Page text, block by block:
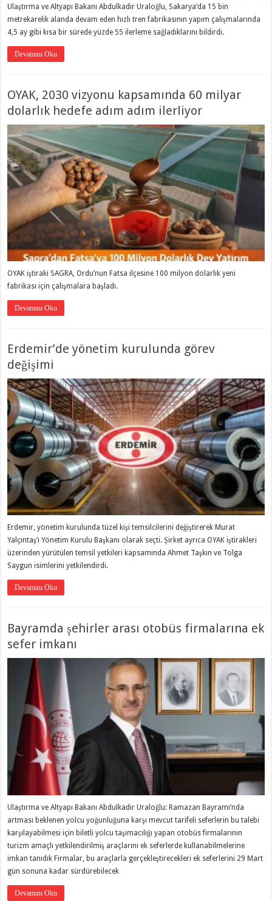
Ulaştırma ve Altyapı Bakanı Abdulkadir Uraloğlu, Sakarya’da 15 bin
metrekarelik alanda devam eden hızlı tren fabrikasının yapım çalışmalarında
4,5 ay gibi kısa bir sürede yüzde 55 ilerleme sağladıklarını bildirdi.
Devamını Oku
OYAK, 2030 vizyonu kapsamında 60 milyar
dolarlık hedefe adım adım ilerliyor
OYAK iştiraki SAGRA, Ordu’nun Fatsa ilçesine 100 milyon dolarlık yeni
fabrikası için çalışmalara başladı.
Devamını Oku
Erdemir’de yönetim kurulunda görev
değişimi
Erdemir, yönetim kurulunda tüzel kişi temsilcilerini değiştirerek Murat
Yalçıntaş’ı Yönetim Kurulu Başkanı olarak seçti. Şirket ayrıca OYAK iştirakleri
üzerinden yürütülen temsil yetkileri kapsamında Ahmet Taşkın ve Tolga
Saygun isimlerini yetkilendirdi.
Devamını Oku
Bayramda şehirler arası otobüs firmalarına ek
sefer imkanı
Ulaştırma ve Altyapı Bakanı Abdulkadir Uraloğlu: Ramazan Bayramı’nda
artması beklenen yolcu yoğunluğuna karşı mevcut tarifeli seferlerin bu talebi
karşılayabilmesi için biletli yolcu taşımacılığı yapan otobüs firmalarının
turizm amaçlı yetkilendirilmiş araçlarını ek seferlerde kullanabilmelerine
imkan tanıdık Firmalar, bu araçlarla gerçekleştirecekleri ek seferlerini 29 Mart
gün sonuna kadar sürdürebilecek
Devamını Oku